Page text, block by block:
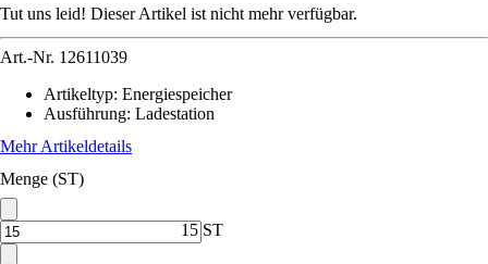
Tut uns leid! Dieser Artikel ist nicht mehr verfügbar.
Art.-Nr. 12611039
Artikeltyp: Energiespeicher
Ausführung: Ladestation
Mehr Artikeldetails
Menge (ST)
15 ST